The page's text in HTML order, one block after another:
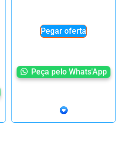
Pegar oferta
Peça pelo Whats'App